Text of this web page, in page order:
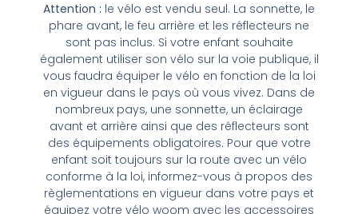
Attention : le vélo est vendu seul. La sonnette, le
phare avant, le feu arrière et les réflecteurs ne
sont pas inclus. Si votre enfant souhaite
également utiliser son vélo sur la voie publique, il
vous faudra équiper le vélo en fonction de la loi
en vigueur dans le pays où vous vivez. Dans de
nombreux pays, une sonnette, un éclairage
avant et arrière ainsi que des réflecteurs sont
des équipements obligatoires. Pour que votre
enfant soit toujours sur la route avec un vélo
conforme à la loi, informez-vous à propos des
règlementations en vigueur dans votre pays et
équipez votre vélo woom avec les accessoires